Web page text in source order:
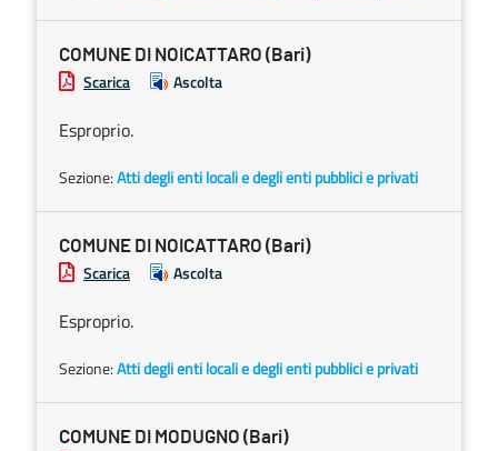
COMUNE DI NOICATTARO (Bari)
Scarica Ascolta
Esproprio.
Sezione:Atti degli enti locali e degli enti pubblici e privati
COMUNE DI NOICATTARO (Bari)
Scarica Ascolta
Esproprio.
Sezione:Atti degli enti locali e degli enti pubblici e privati
COMUNE DI MODUGNO (Bari)